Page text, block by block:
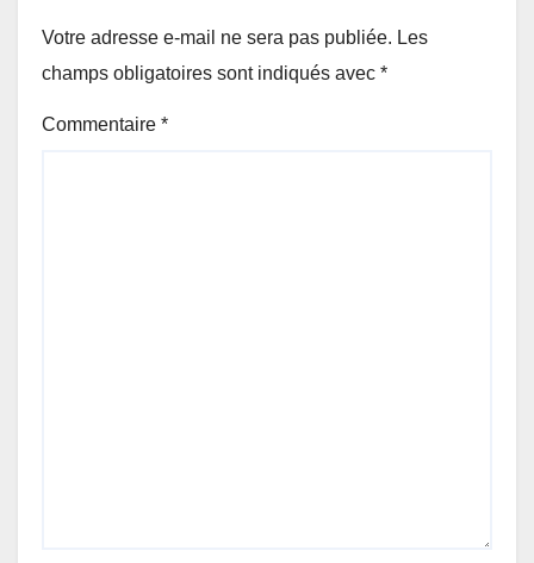
Votre adresse e-mail ne sera pas publiée. Les
champs obligatoires sont indiqués avec *
Commentaire *